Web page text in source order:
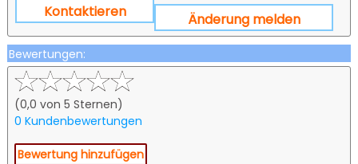
Kontaktieren Änderung melden
Bewertungen:
(0,0 von 5 Sternen)
0 Kundenbewertungen
Bewertung hinzufügen